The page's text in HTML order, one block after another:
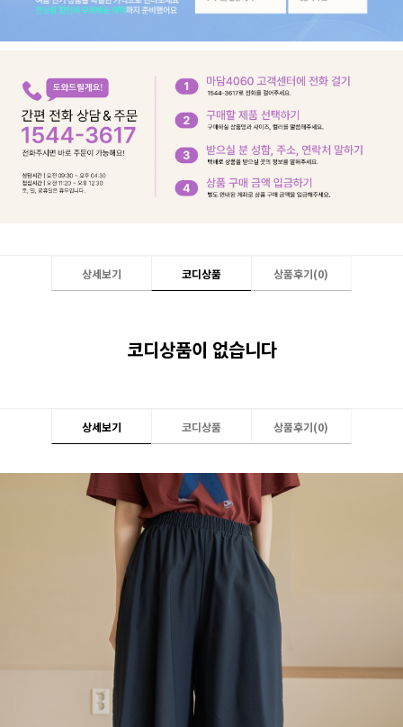
상세보기 코디상품 상품후기(0)
코디상품이 없습니다
상세보기 코디상품 상품후기(0)